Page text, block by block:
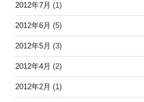
2012年7月 (1)
2012年6月 (5)
2012年5月 (3)
2012年4月 (2)
2012年2月 (1)